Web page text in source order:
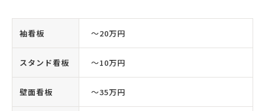
袖看板 〜20万円
スタンド看板 〜10万円
壁面看板 〜35万円